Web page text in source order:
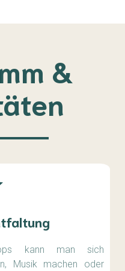
&
kann man sich
Musik machen oder